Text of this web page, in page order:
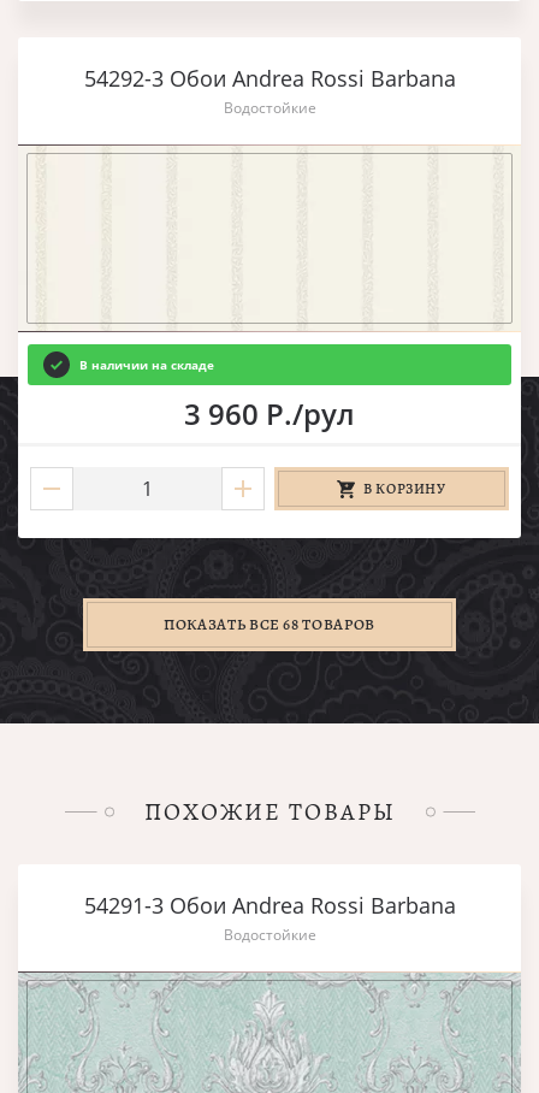
54292-3 Обои Andrea Rossi Barbana
Водостойкие
В наличии на складе
3 960 Р./рул
В КОРЗИНУ
ПОКАЗАТЬ ВСЕ 68 ТОВАРОВ
ПОХОЖИЕ ТОВАРЫ
54291-3 Обои Andrea Rossi Barbana
Водостойкие